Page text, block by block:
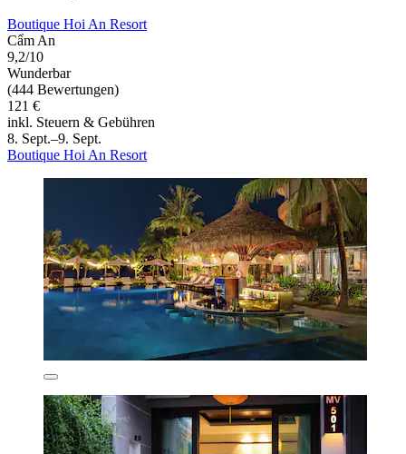
Boutique Hoi An Resort
Cẩm An
9,2/10
Wunderbar
(444 Bewertungen)
121 €
inkl. Steuern & Gebühren
8. Sept.–9. Sept.
Boutique Hoi An Resort